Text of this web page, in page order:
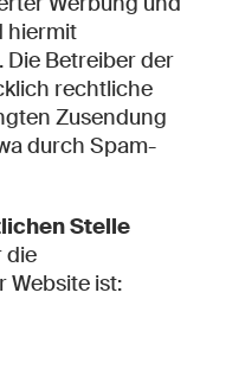
hiermit
Betreiber der
rechtliche
Zusendung
durch Spam-
Stelle
die
Website ist: